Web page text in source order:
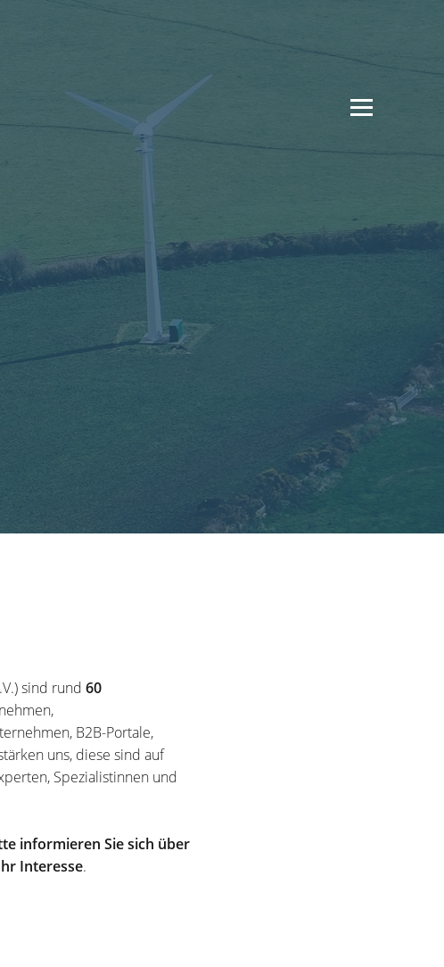
sind rund 60
B2B-Portale,
uns, diese sind auf
Spezialistinnen und
informieren Sie sich über
Interesse.